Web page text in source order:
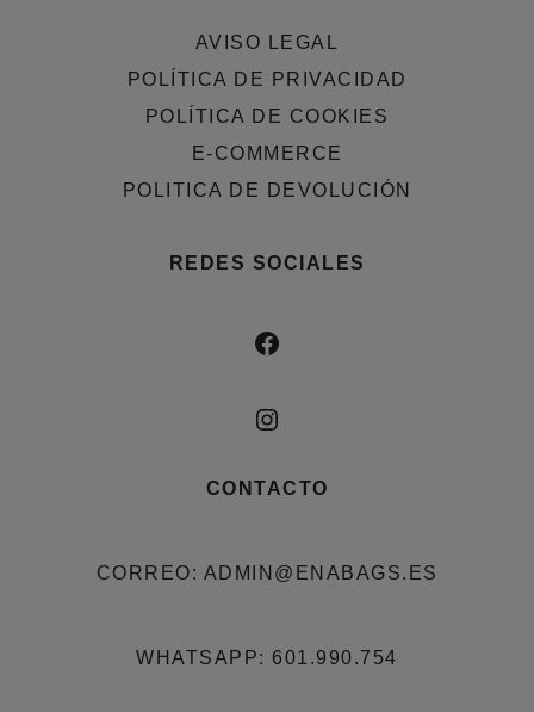
AVISO LEGAL
POLÍTICA DE PRIVACIDAD
POLÍTICA DE COOKIES
E-COMMERCE
POLITICA DE DEVOLUCIÓN
REDES SOCIALES
FACEBOOK
INSTAGRAM
CONTACTO
CORREO: ADMIN@ENABAGS.ES
WHATSAPP: 601.990.754